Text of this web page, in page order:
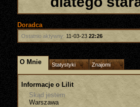
Doradca
Ostatnio aktywny: 11-03-23 22:26
O Mnie Statystyki Znajomi
Informacje o Lilit
Skąd jestem
Warszawa